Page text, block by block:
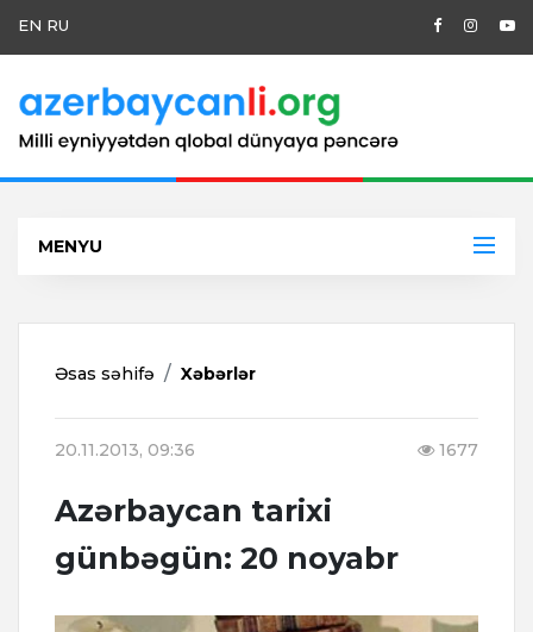
EN RU
MENYU
Əsas səhifə Xəbərlər
20.11.2013, 09:36 1677
Azərbaycan tarixi
günbəgün: 20 noyabr